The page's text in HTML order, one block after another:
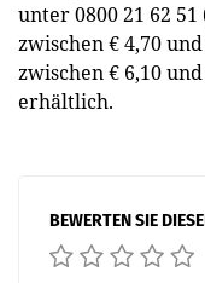
unter 0800 21 62
zwischen € 4,70
zwischen € 6,10
erhältlich.
BEWERTEN SIE